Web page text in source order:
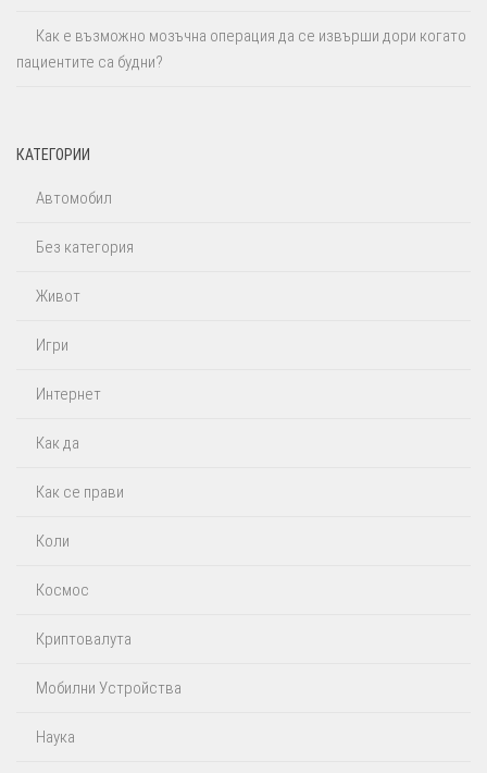
Как е възможно мозъчна операция да се извърши дори когато
пациентите са будни?
КАТЕГОРИИ
Автомобил
Без категория
Живот
Игри
Интернет
Как да
Как се прави
Коли
Космос
Криптовалута
Мобилни Устройства
Наука